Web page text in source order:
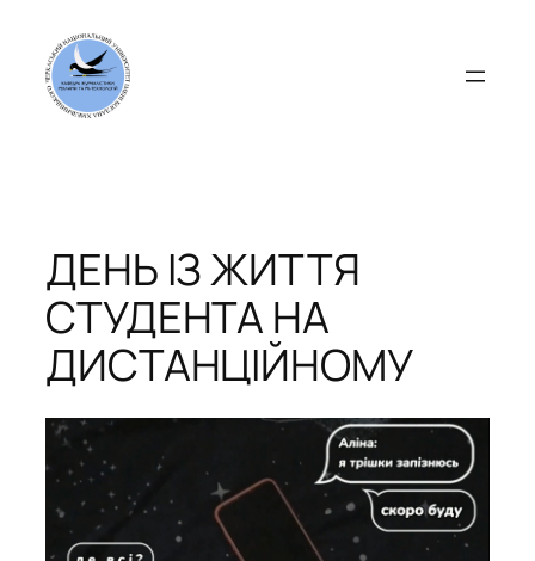
вмісту
ДЕНЬ ІЗ ЖИТТЯ
СТУДЕНТА НА
ДИСТАНЦІЙНОМУ